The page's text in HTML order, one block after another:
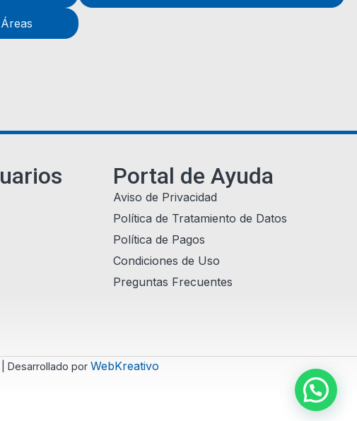
Portal de Ayuda
Aviso de Privacidad
Política de Tratamiento de Datos
Política de Pagos
Condiciones de Uso
Preguntas Frecuentes
| Desarrollado por WebKreativo